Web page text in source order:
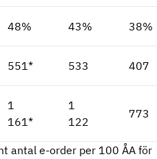
48% 43% 38%
551* 533 407
1
161*
1
122
773
antal e-order per 100 ÅA för